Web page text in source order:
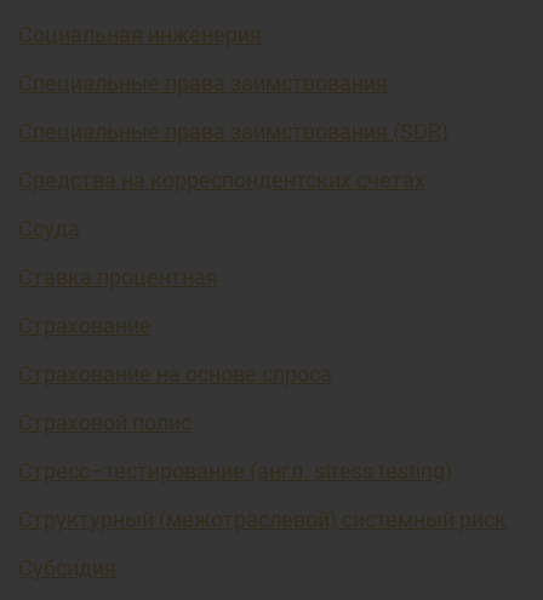
Социальная инженерия
Специальные права заимствования
Специальные права заимствования (SDR)
Средства на корреспондентских счетах
Ссуда
Ставка процентная
Страхование
Страхование на основе спроса
Страховой полис
Стресс–тестирование (англ. stress testing)
Структурный (межотраслевой) системный риск
Субсидия